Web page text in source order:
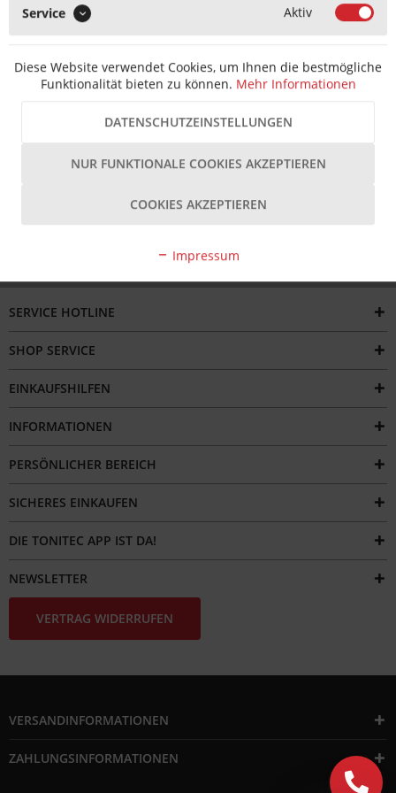
MERKEN
Hersteller Artikel-Nr.:
10722373 Hersteller: HOPPE
SERVICE HOTLINE
SHOP SERVICE
EINKAUFSHILFEN
INFORMATIONEN
PERSÖNLICHER BEREICH
SICHERES EINKAUFEN
DIE TONITEC APP IST DA!
NEWSLETTER
VERTRAG WIDERRUFEN
VERSANDINFORMATIONEN
ZAHLUNGSINFORMATIONEN
Service Aktiv
Diese Website verwendet Cookies, um Ihnen die bestmögliche
Funktionalität bieten zu können. Mehr Informationen
DATENSCHUTZEINSTELLUNGEN
NUR FUNKTIONALE COOKIES AKZEPTIEREN
COOKIES AKZEPTIEREN
Impressum